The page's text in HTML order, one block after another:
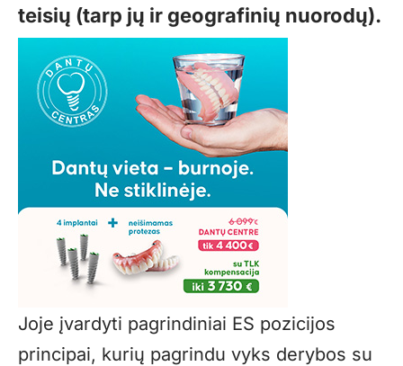
teisių (tarp jų ir geografinių nuorodų).
Joje įvardyti pagrindiniai ES pozicijos
principai, kurių pagrindu vyks derybos su